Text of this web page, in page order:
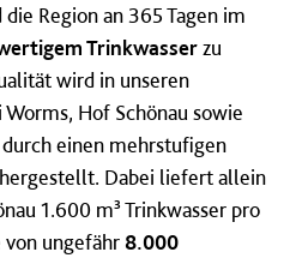
Region an 365 Tagen im
Trinkwasserzu
wird in unseren
Hof Schönau sowie
einen mehrstufigen
Dabei liefert allein
1.600 m³ Trinkwasser pro
von ungefähr8.000